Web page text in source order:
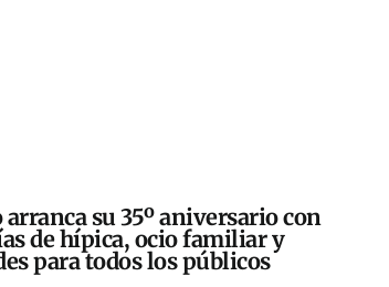
su 35º aniversario con
de hípica, ocio familiar y
para todos los públicos